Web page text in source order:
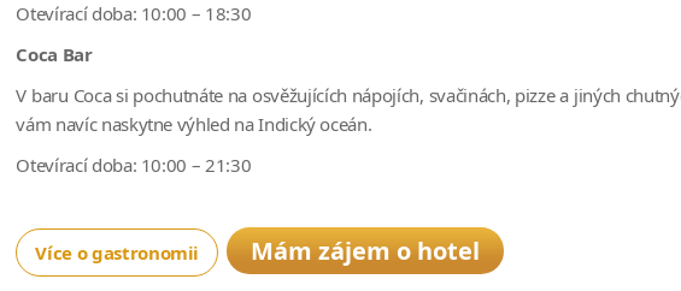
Otevírací doba: 10:00 – 18:30
Coca Bar
V baru Coca si pochutnáte na osvěžujících nápojích, svačinách, pizze a jiných
vám navíc naskytne výhled na Indický oceán.
Otevírací doba: 10:00 – 21:30
Více o gastronomii Mám zájem o hotel